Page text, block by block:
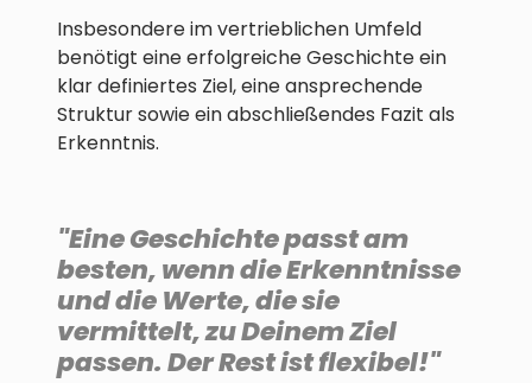
Insbesondere im vertrieblichen Umfeld
benötigt eine erfolgreiche Geschichte ein
klar definiertes Ziel, eine ansprechende
Struktur sowie ein abschließendes Fazit als
Erkenntnis.
"Eine Geschichte passt am
besten, wenn die Erkenntnisse
und die Werte, die sie
vermittelt, zu Deinem Ziel
passen. Der Rest ist flexibel!"